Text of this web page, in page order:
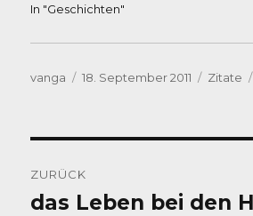
In "Geschichten"
Autor
vanga
Veröffentlicht
18. September 2011 Zitate
ZURÜCK
Vorheriger
das Leben bei den